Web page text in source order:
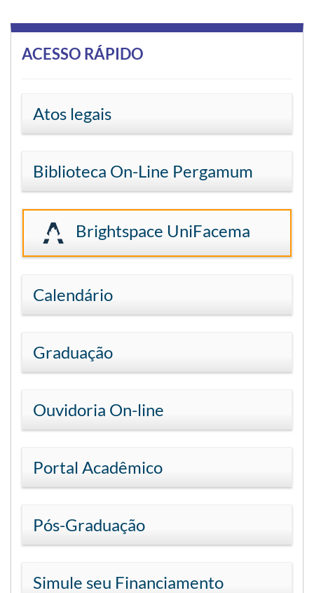
ACESSO RÁPIDO
Atos legais
Biblioteca On-Line Pergamum
Brightspace UniFacema
Calendário
Graduação
Ouvidoria On-line
Portal Acadêmico
Pós-Graduação
Simule seu Financiamento